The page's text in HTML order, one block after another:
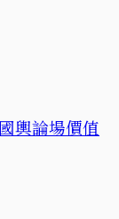
輿論場價值